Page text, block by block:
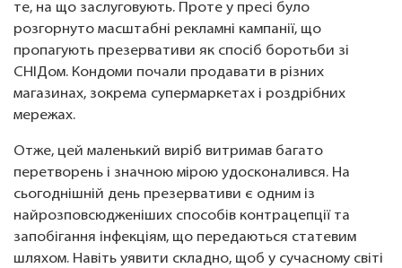
те, на що заслуговують. Проте у пресі було
розгорнуто масштабні рекламні кампанії, що
пропагують презервативи як спосіб боротьби зі
СНІДом. Кондоми почали продавати в різних
магазинах, зокрема супермаркетах і роздрібних
мережах.
Отже, цей маленький виріб витримав багато
перетворень і значною мірою удосконалився. На
сьогоднішній день презервативи є одним із
найрозповсюдженіших способів контрацепції та
запобігання інфекціям, що передаються статевим
шляхом. Навіть уявити складно, щоб у сучасному світі